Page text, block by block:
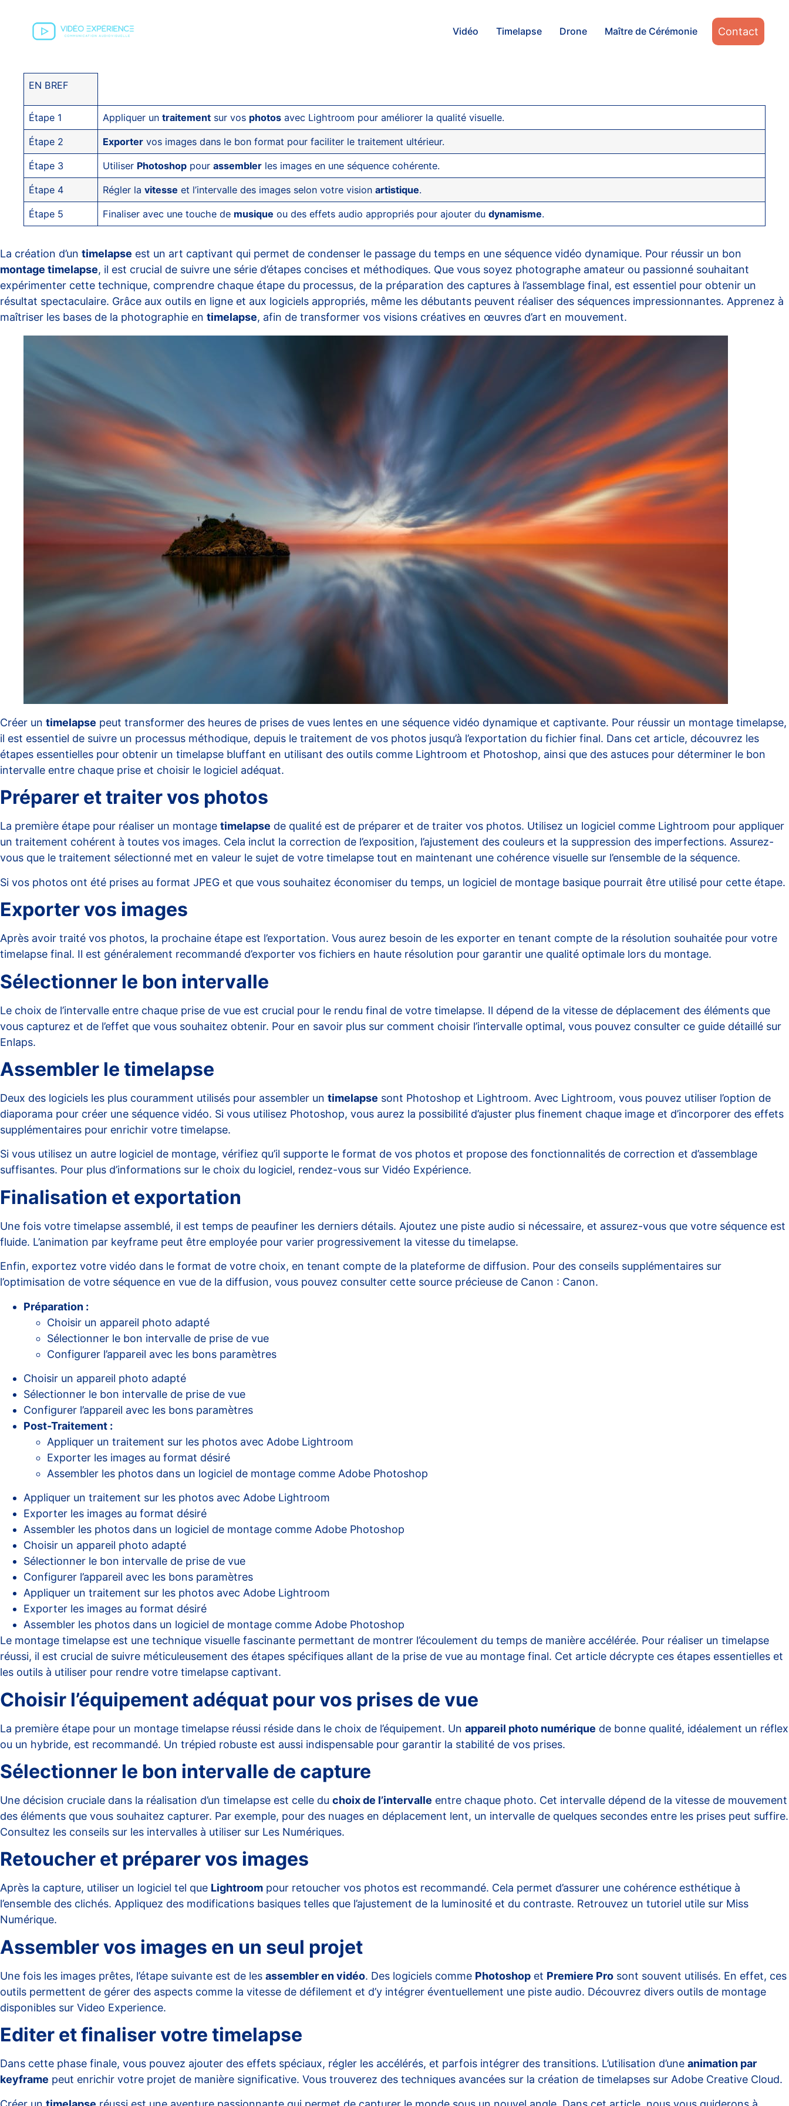
Vidéo Timelapse Drone Maître de Cérémonie Contact
EN BREF
Étape 1 Appliquer untraitement sur vos photos avec Lightroom pour améliorer la qualité visuelle.
Étape 2 Exporter vos images dans le bon format pour faciliter le traitement ultérieur.
Étape 3 Utiliser Photoshop pourassembler les images en une séquence cohérente.
Étape 4 Régler lavitesse et l’intervalle des images selon votre visionartistique.
Étape 5 Finaliser avec une touche de musique ou des effets audio appropriés pour ajouter dudynamisme.
La création d’un timelapse est un art captivant qui permet de condenser le passage du temps en une séquence vidéo dynamique. Pour réussir un bon
montage timelapse, il est crucial de suivre une série d’étapes concises et méthodiques. Que vous soyez photographe amateur ou passionné souhaitant
expérimenter cette technique, comprendre chaque étape du processus, de la préparation des captures à l’assemblage final, est essentiel pour obtenir un
résultat spectaculaire. Grâce aux outils en ligne et aux logiciels appropriés, même les débutants peuvent réaliser des séquences impressionnantes. Apprenez à
maîtriser les bases de la photographie en timelapse, afin de transformer vos visions créatives en œuvres d’art en mouvement.
Créer un timelapse peut transformer des heures de prises de vues lentes en une séquence vidéo dynamique et captivante. Pour réussir un montage timelapse,
il est essentiel de suivre un processus méthodique, depuis le traitement de vos photos jusqu’à l’exportation du fichier final. Dans cet article, découvrez les
étapes essentielles pour obtenir un timelapse bluffant en utilisant des outils comme Lightroom et Photoshop, ainsi que des astuces pour déterminer le bon
intervalle entre chaque prise et choisir le logiciel adéquat.
Préparer et traiter vos photos
La première étape pour réaliser un montage timelapse de qualité est de préparer et de traiter vos photos. Utilisez un logiciel comme Lightroom pour appliquer
un traitement cohérent à toutes vos images. Cela inclut la correction de l’exposition, l’ajustement des couleurs et la suppression des imperfections. Assurez-
vous que le traitement sélectionné met en valeur le sujet de votre timelapse tout en maintenant une cohérence visuelle sur l’ensemble de la séquence.
Si vos photos ont été prises au format JPEG et que vous souhaitez économiser du temps, un logiciel de montage basique pourrait être utilisé pour cette étape.
Exporter vos images
Après avoir traité vos photos, la prochaine étape est l’exportation. Vous aurez besoin de les exporter en tenant compte de la résolution souhaitée pour votre
timelapse final. Il est généralement recommandé d’exporter vos fichiers en haute résolution pour garantir une qualité optimale lors du montage.
Sélectionner le bon intervalle
Le choix de l’intervalle entre chaque prise de vue est crucial pour le rendu final de votre timelapse. Il dépend de la vitesse de déplacement des éléments que
vous capturez et de l’effet que vous souhaitez obtenir. Pour en savoir plus sur comment choisir l’intervalle optimal, vous pouvez consulter ce guide détaillé sur
Enlaps.
Assembler le timelapse
Deux des logiciels les plus couramment utilisés pour assembler un timelapse sont Photoshop et Lightroom. Avec Lightroom, vous pouvez utiliser l’option de
diaporama pour créer une séquence vidéo. Si vous utilisez Photoshop, vous aurez la possibilité d’ajuster plus finement chaque image et d’incorporer des effets
supplémentaires pour enrichir votre timelapse.
Si vous utilisez un autre logiciel de montage, vérifiez qu’il supporte le format de vos photos et propose des fonctionnalités de correction et d’assemblage
suffisantes. Pour plus d’informations sur le choix du logiciel, rendez-vous sur Vidéo Expérience.
Finalisation et exportation
Une fois votre timelapse assemblé, il est temps de peaufiner les derniers détails. Ajoutez une piste audio si nécessaire, et assurez-vous que votre séquence est
fluide. L’animation par keyframe peut être employée pour varier progressivement la vitesse du timelapse.
Enfin, exportez votre vidéo dans le format de votre choix, en tenant compte de la plateforme de diffusion. Pour des conseils supplémentaires sur
l’optimisation de votre séquence en vue de la diffusion, vous pouvez consulter cette source précieuse de Canon : Canon.
Préparation :
Choisir un appareil photo adapté
Sélectionner le bon intervalle de prise de vue
Configurer l’appareil avec les bons paramètres
Choisir un appareil photo adapté
Sélectionner le bon intervalle de prise de vue
Configurer l’appareil avec les bons paramètres
Post-Traitement :
Appliquer un traitement sur les photos avec Adobe Lightroom
Exporter les images au format désiré
Assembler les photos dans un logiciel de montage comme Adobe Photoshop
Appliquer un traitement sur les photos avec Adobe Lightroom
Exporter les images au format désiré
Assembler les photos dans un logiciel de montage comme Adobe Photoshop
Choisir un appareil photo adapté
Sélectionner le bon intervalle de prise de vue
Configurer l’appareil avec les bons paramètres
Appliquer un traitement sur les photos avec Adobe Lightroom
Exporter les images au format désiré
Assembler les photos dans un logiciel de montage comme Adobe Photoshop
Le montage timelapse est une technique visuelle fascinante permettant de montrer l’écoulement du temps de manière accélérée. Pour réaliser un timelapse
réussi, il est crucial de suivre méticuleusement des étapes spécifiques allant de la prise de vue au montage final. Cet article décrypte ces étapes essentielles et
les outils à utiliser pour rendre votre timelapse captivant.
Choisir l’équipement adéquat pour vos prises de vue
La première étape pour un montage timelapse réussi réside dans le choix de l’équipement. Un appareil photo numérique de bonne qualité, idéalement un réflex
ou un hybride, est recommandé. Un trépied robuste est aussi indispensable pour garantir la stabilité de vos prises.
Sélectionner le bon intervalle de capture
Une décision cruciale dans la réalisation d’un timelapse est celle du choix de l’intervalle entre chaque photo. Cet intervalle dépend de la vitesse de mouvement
des éléments que vous souhaitez capturer. Par exemple, pour des nuages en déplacement lent, un intervalle de quelques secondes entre les prises peut suffire.
Consultez les conseils sur les intervalles à utiliser sur Les Numériques.
Retoucher et préparer vos images
Après la capture, utiliser un logiciel tel que Lightroom pour retoucher vos photos est recommandé. Cela permet d’assurer une cohérence esthétique à
l’ensemble des clichés. Appliquez des modifications basiques telles que l’ajustement de la luminosité et du contraste. Retrouvez un tutoriel utile sur Miss
Numérique.
Assembler vos images en un seul projet
Une fois les images prêtes, l’étape suivante est de les assembler en vidéo. Des logiciels comme Photoshop et Premiere Pro sont souvent utilisés. En effet, ces
outils permettent de gérer des aspects comme la vitesse de défilement et d’y intégrer éventuellement une piste audio. Découvrez divers outils de montage
disponibles sur Video Experience.
Editer et finaliser votre timelapse
Dans cette phase finale, vous pouvez ajouter des effets spéciaux, régler les accélérés, et parfois intégrer des transitions. L’utilisation d’une animation par
keyframe peut enrichir votre projet de manière significative. Vous trouverez des techniques avancées sur la création de timelapses sur Adobe Creative Cloud.